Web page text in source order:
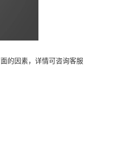
的因素，详情可咨询客服